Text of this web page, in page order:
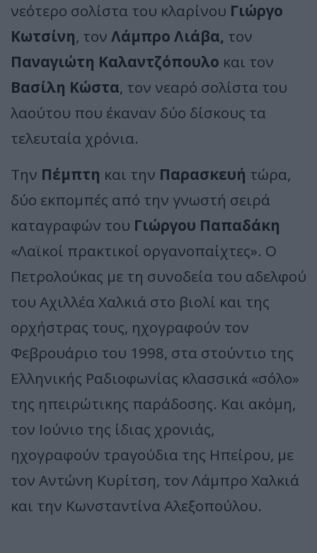
νεότερο σολίστα του κλαρίνου Γιώργο
Κωτσίνη, τον Λάμπρο Λιάβα, τον
Παναγιώτη Καλαντζόπουλο και τον
Βασίλη Κώστα, τον νεαρό σολίστα του
λαούτου που έκαναν δύο δίσκους τα
τελευταία χρόνια.
Την Πέμπτη και την Παρασκευή τώρα,
δύο εκπομπές από την γνωστή σειρά
καταγραφών του Γιώργου Παπαδάκη
«Λαϊκοί πρακτικοί οργανοπαίχτες». Ο
Πετρολούκας με τη συνοδεία του αδελφού
του Αχιλλέα Χαλκιά στο βιολί και της
ορχήστρας τους, ηχογραφούν τον
Φεβρουάριο του 1998, στα στούντιο της
Ελληνικής Ραδιοφωνίας κλασσικά «σόλο»
της ηπειρώτικης παράδοσης. Και ακόμη,
τον Ιούνιο της ίδιας χρονιάς,
ηχογραφούν τραγούδια της Ηπείρου, με
τον Αντώνη Κυρίτση, τον Λάμπρο Χαλκιά
και την Κωνσταντίνα Αλεξοπούλου.